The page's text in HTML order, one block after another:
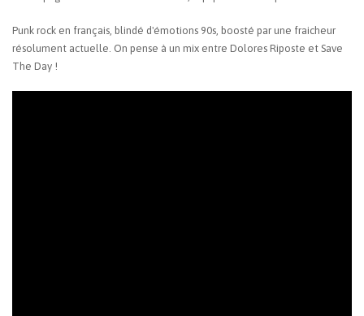
Punk rock en français, blindé d'émotions 90s, boosté par une fraicheur
résolument actuelle. On pense à un mix entre Dolores Riposte et Save
The Day !